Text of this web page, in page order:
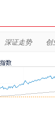
深证走势 创